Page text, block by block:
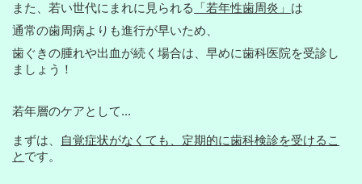
また、若い世代にまれに見られる 「若年性歯周炎」 は
通常の歯周病よりも進行が早いため、
歯ぐきの腫れや出血が続く場合は、早めに歯科医院を受診し
ましょう！
若年層のケアとして...
まずは、
自覚症状がなくても、定期的に歯科検診を受けるこ
と です。